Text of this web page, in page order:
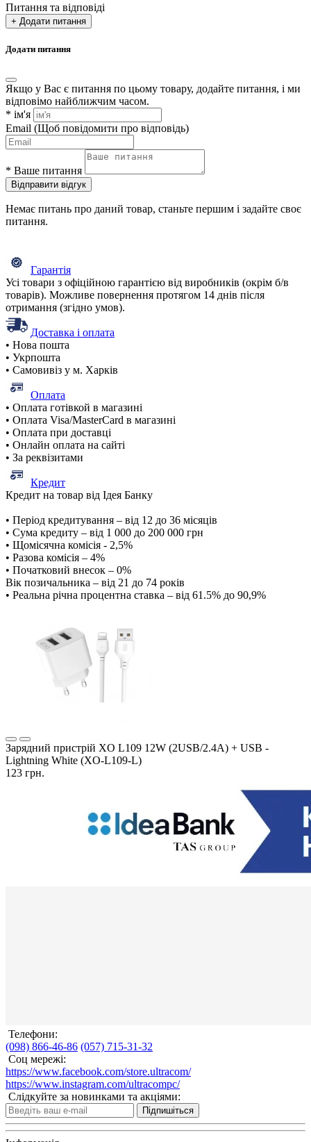
Питання та відповіді
+ Додати питання
Додати питання
Якщо у Вас є питання по цьому товару, додайте питання, і ми
відповімо найближчим часом.
* ім'я
Email (Щоб повідомити про відповідь)
* Ваше питання
Відправити відгук
Немає питань про даний товар, станьте першим і задайте своє
питання.
Гарантія
Усі товари з офіційною гарантією від виробників (окрім б/в
товарів). Можливе повернення протягом 14 днів після
отримання (згідно умов).
Доставка і оплата
• Нова пошта
• Укрпошта
• Самовивіз у м. Харків
Оплата
• Оплата готівкой в магазині
• Оплата Visa/MasterCard в магазині
• Оплата при доставці
• Онлайн оплата на сайті
• За реквізитами
Кредит
Кредит на товар від Ідея Банку
• Період кредитування – від 12 до 36 місяців
• Сума кредиту – від 1 000 до 200 000 грн
• Щомісячна комісія - 2,5%
• Разова комісія – 4%
• Початковий внесок – 0%
Вік позичальника – від 21 до 74 років
• Реальна річна процентна ставка – від 61.5% до 90,9%
Зарядний пристрій XO L109 12W (2USB/2.4A) + USB -
Lightning White (XO-L109-L)
123 грн.
Телефони:
(098) 866-46-86 (057) 715-31-32
Соц мережі:
https://www.facebook.com/store.ultracom/
https://www.instagram.com/ultracompc/
Слідкуйте за новинками та акціями:
Підпишіться